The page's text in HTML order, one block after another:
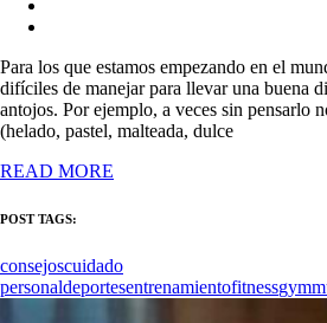
Para los que estamos empezando en el
difíciles de manejar para llevar una buena
antojos. Por ejemplo, a veces sin pensarlo
(helado, pastel, malteada, dulce
READ MORE
POST TAGS:
consejoscuidado
personaldeportesentrenamientofitnessgym